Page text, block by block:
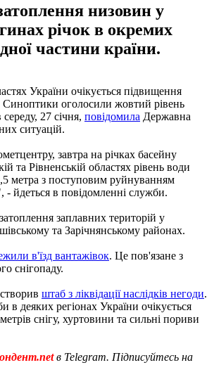
низовин у
річок в окремих
частини країни.
України очікується підвищення
Синоптики оголосили жовтий рівень
27 січня, повідомила Державна
ситуацій.
завтра на річках басейну
та Рівненській областях рівень води
метра з поступовим руйнуванням
- йдеться в повідомленні служби.
заплавних територій у
та Зарічнянському районах.
в'їзд вантажівок. Це пов'язане з
снігопаду.
штаб з ліквідації наслідків негоди.
в деяких регіонах України очікується
снігу, хуртовини та сильні пориви
в Telegram. Підписуйтесь на